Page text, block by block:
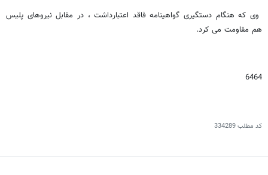
وی که هنگام دستگیری گواهینامه فاقد اعتبارداشت ، در مقابل نیروهای پلیس
هم مقاومت می کرد.
6464
کد مطلب334289